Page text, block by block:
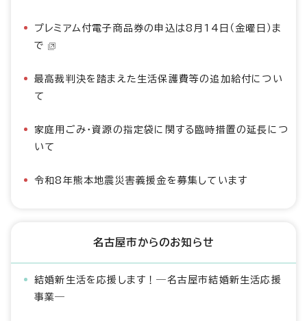
プレミアム付電子商品券の申込は8月14日（金曜日）ま
で
最高裁判決を踏まえた生活保護費等の追加給付につい
て
家庭用ごみ・資源の指定袋に関する臨時措置の延長につ
いて
令和8年熊本地震災害義援金を募集しています
名古屋市からのお知らせ
結婚新生活を応援します！―名古屋市結婚新生活応援
事業―